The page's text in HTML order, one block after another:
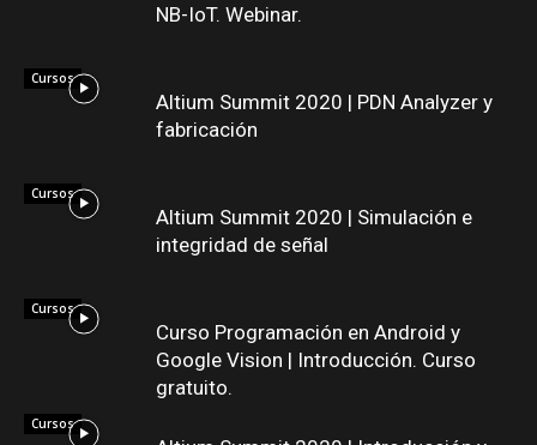
NB-IoT. Webinar.
Cursos
Altium Summit 2020 | PDN Analyzer y
fabricación
Cursos
Altium Summit 2020 | Simulación e
integridad de señal
Cursos
Curso Programación en Android y
Google Vision | Introducción. Curso
gratuito.
Cursos